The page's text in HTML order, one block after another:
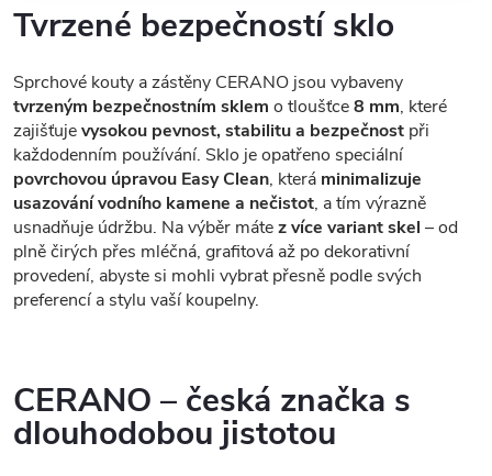
Tvrzené bezpečností sklo
Sprchové kouty a zástěny CERANO jsou vybaveny
tvrzeným bezpečnostním sklem o tloušťce8 mm, které
zajišťujevysokou pevnost, stabilitu a bezpečnost při
každodenním používání. Sklo je opatřeno speciální
povrchovou úpravou Easy Clean, která minimalizuje
usazování vodního kamene a nečistot, a tím výrazně
usnadňuje údržbu. Na výběr mátez více variant skel – od
plně čirých přes mléčná, grafitová až po dekorativní
provedení, abyste si mohli vybrat přesně podle svých
preferencí a stylu vaší koupelny.
CERANO – česká značka s
dlouhodobou jistotou